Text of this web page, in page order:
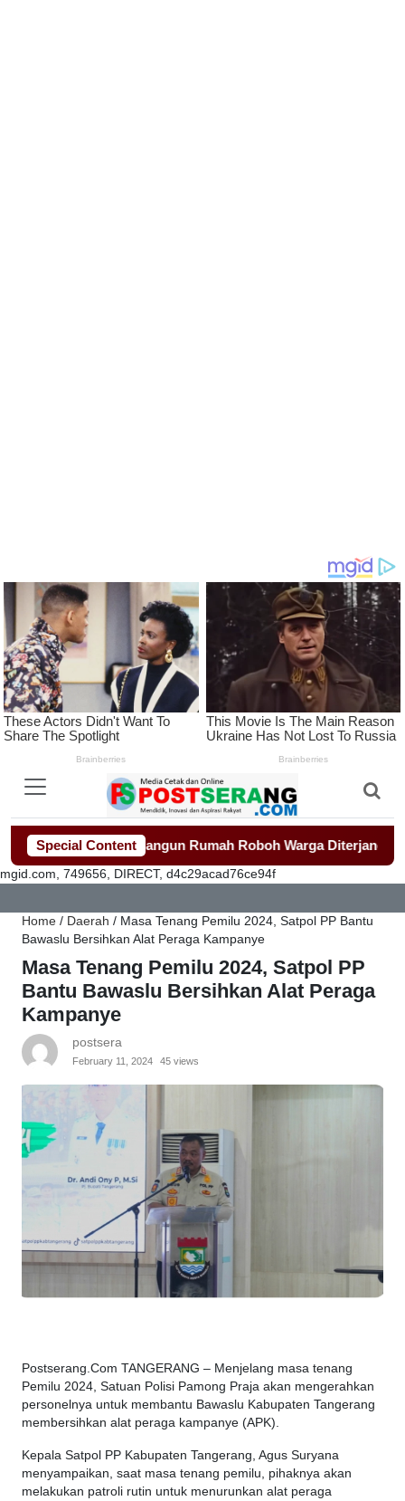
Special Content
Cepat Bangun Rumah Roboh Warga Diterjang Puting
mgid.com, 749656, DIRECT, d4c29acad76ce94f
Home / Daerah / Masa Tenang Pemilu 2024, Satpol PP Bantu
Bawaslu Bersihkan Alat Peraga Kampanye
Masa Tenang Pemilu 2024, Satpol PP
Bantu Bawaslu Bersihkan Alat Peraga
Kampanye
postsera
February 11, 2024 45 views
Postserang.Com TANGERANG – Menjelang masa tenang
Pemilu 2024, Satuan Polisi Pamong Praja akan mengerahkan
personelnya untuk membantu Bawaslu Kabupaten Tangerang
membersihkan alat peraga kampanye (APK).
Kepala Satpol PP Kabupaten Tangerang, Agus Suryana
menyampaikan, saat masa tenang pemilu, pihaknya akan
melakukan patroli rutin untuk menurunkan alat peraga